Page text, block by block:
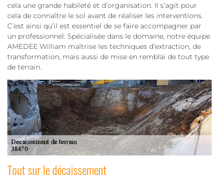
cela une grande habileté et d’organisation. Il s’agit pour
cela de connaître le sol avant de réaliser les interventions.
C’est ainsi qu’il est essentiel de se faire accompagner par
un professionnel. Spécialisée dans le domaine, notre équipe
AMEDEE William maîtrise les techniques d’extraction, de
transformation, mais aussi de mise en remblai de tout type
de terrain.
Tout sur le décaissement